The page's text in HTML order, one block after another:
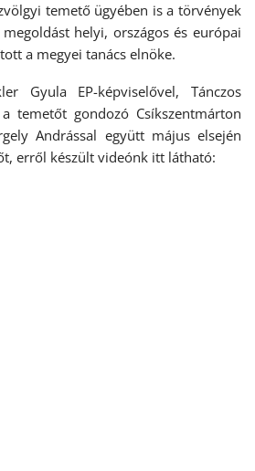
temető ügyében is a törvények
helyi, országos és európai
a megyei tanács elnöke.
Gyula EP-képviselővel, Tánczos
temetőt gondozó Csíkszentmárton
Andrással együtt május elsején
erről készült videónk itt látható: